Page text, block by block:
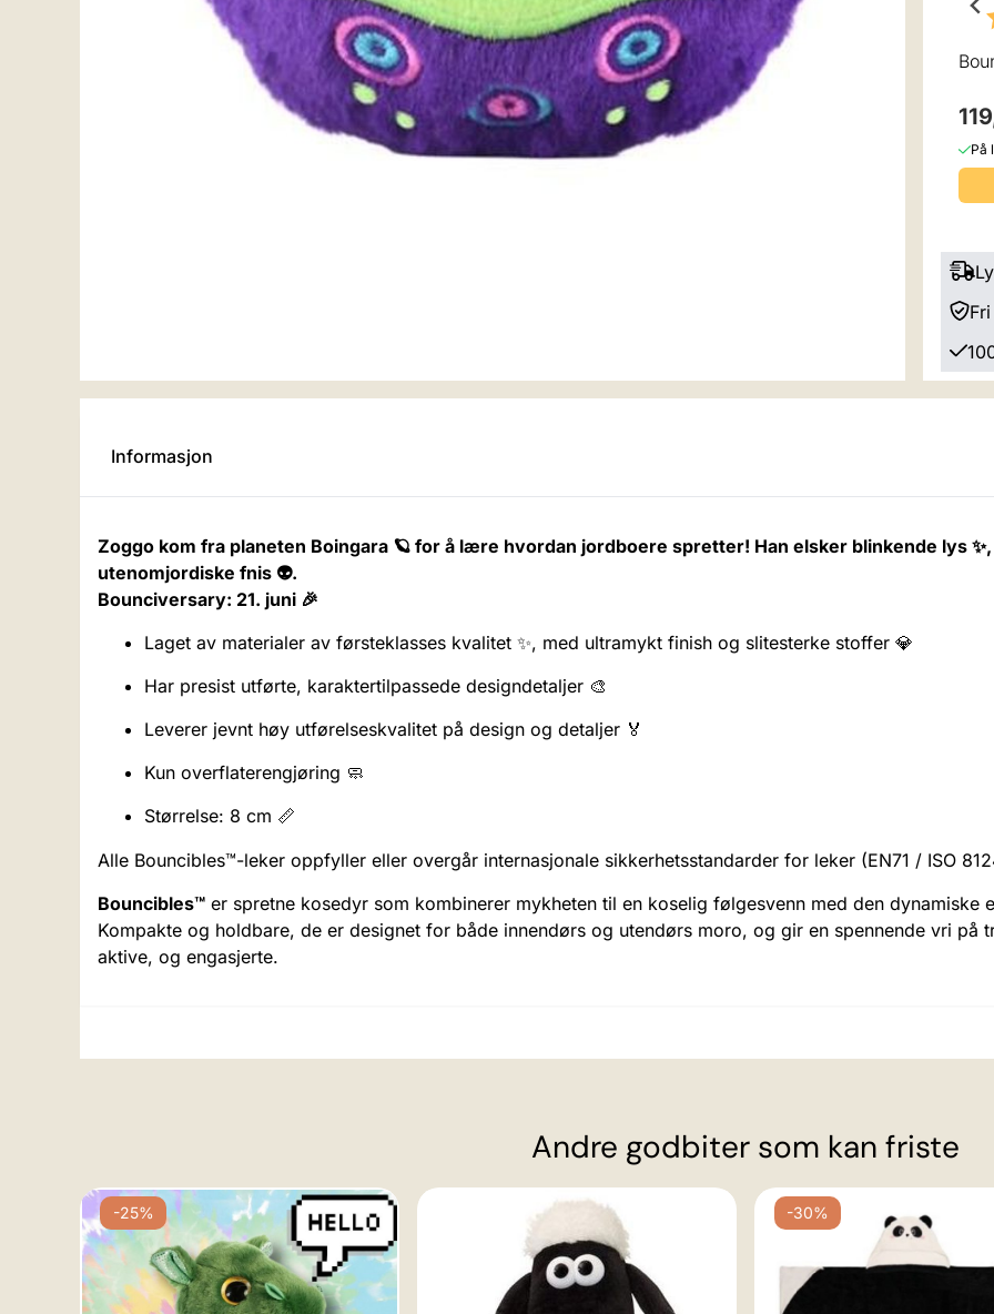
Sprettball Bouncibles
Boofa Yeti
119,-
Bouncibles Chompy
Hai
119,-
Bouncibles Leo Kylling
119,-
På
Informasjon
Zoggo kom fra planeten Boingara 🪐 for å lære hvordan jordboere spretter! Han elsker blinkende lys ✨,
utenomjordiske fnis 👽.
Bounciversary: 21. juni 🎉
Laget av materialer av førsteklasses kvalitet ✨, med ultramykt finish og slitesterke stoffer 💎
Har presist utførte, karaktertilpassede designdetaljer 🎨
Leverer jevnt høy utførelseskvalitet på design og detaljer 🏅
Kun overflaterengjøring 🧼
Størrelse: 8 cm 📏
Alle Bouncibles™-leker oppfyller eller overgår internasjonale sikkerhetsstandarder for leker (EN71 / ISO
Bouncibles™ er spretne kosedyr som kombinerer mykheten til en koselig følgesvenn med den dynamiske
Kompakte og holdbare, de er designet for både innendørs og utendørs moro, og gir en spennende vri på
aktive, og engasjerte.
Andre godbiter som kan friste
-25% -30%